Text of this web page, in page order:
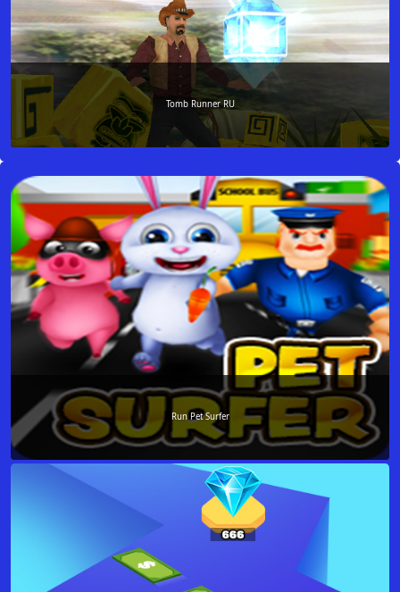
Tomb Runner RU
Run Pet Surfer